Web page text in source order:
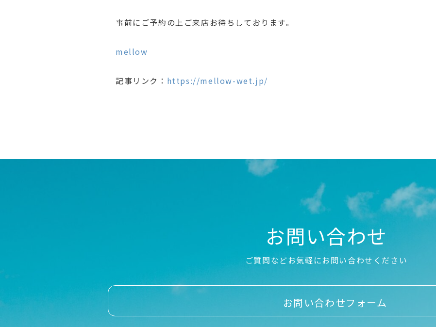
事前にご予約の上ご来店お待ちしております。
mellow
記事リンク： https://mellow-wet.jp/
お問い合わせ
ご質問などお気軽にお問い合わせください
お問い合わせフォーム